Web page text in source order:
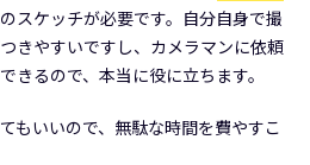
スケッチが必要です。自分自身で撮
きやすいですし、カメラマンに依頼
きるので、本当に役に立ちます。
もいいので、無駄な時間を費やすこ